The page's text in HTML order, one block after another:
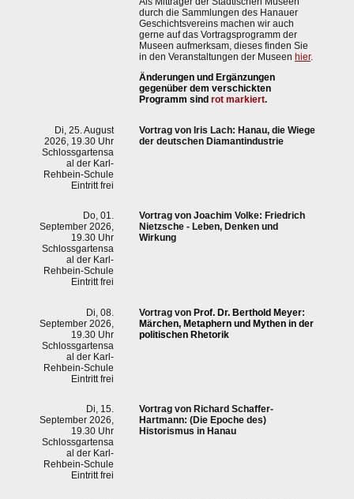
durch die Sammlungen des Hanauer
Geschichtsvereins machen wir auch
gerne auf das Vortragsprogramm der
Museen aufmerksam, dieses finden Sie
in den Veranstaltungen der Museen hier.
Änderungen und Ergänzungen
gegenüber dem verschickten
Programm sind rot markiert.
Di, 25. August
2026, 19.30 Uhr
Schlossgartensa
al der Karl-
Rehbein-Schule
Eintritt frei
Vortrag von Iris Lach: Hanau, die Wiege
der deutschen Diamantindustrie
Do, 01.
September 2026,
19.30 Uhr
Schlossgartensa
al der Karl-
Rehbein-Schule
Eintritt frei
Vortrag von Joachim Volke: Friedrich
Nietzsche - Leben, Denken und
Wirkung
Di, 08.
September 2026,
19.30 Uhr
Schlossgartensa
al der Karl-
Rehbein-Schule
Eintritt frei
Vortrag von Prof. Dr. Berthold Meyer:
Märchen, Metaphern und Mythen in der
politischen Rhetorik
Di, 15.
September 2026,
19.30 Uhr
Schlossgartensa
al der Karl-
Rehbein-Schule
Eintritt frei
Vortrag von Richard Schaffer-
Hartmann: (Die Epoche des)
Historismus in Hanau